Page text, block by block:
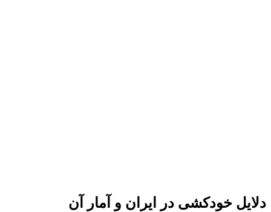
دلایل خودکشی در ایران و آمار آن